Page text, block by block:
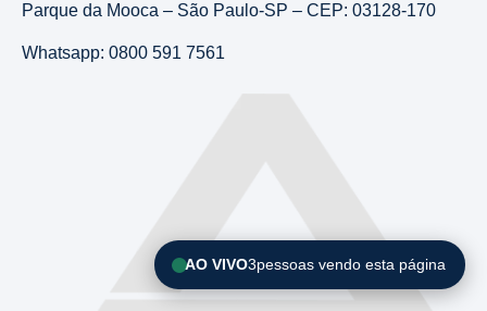
Parque da Mooca – São Paulo-SP – CEP: 03128-170
Whatsapp: 0800 591 7561
AO VIVO3pessoas vendo esta página